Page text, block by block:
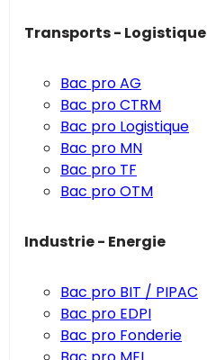
Transports - Logistique
Bac pro AG
Bac pro CTRM
Bac pro Logistique
Bac pro MN
Bac pro TF
Bac pro OTM
Industrie - Energie
Bac pro BIT / PIPAC
Bac pro EDPI
Bac pro Fonderie